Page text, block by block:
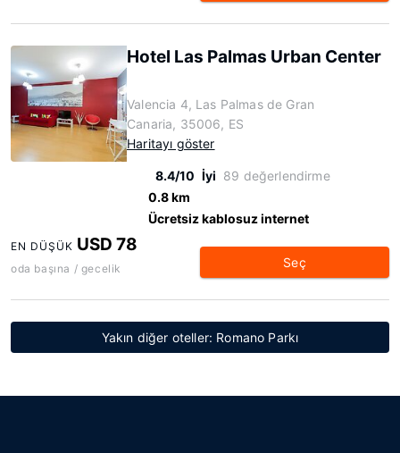
Hotel Las Palmas Urban Center
Valencia 4, Las Palmas de Gran
Canaria, 35006, ES
Haritayı göster
8.4/10 İyi 89 değerlendirme
0.8 km
Ücretsiz kablosuz internet
EN DÜŞÜK USD 78
oda başına / gecelik Seç
Yakın diğer oteller: Romano Parkı